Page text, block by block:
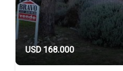
USD 168.000